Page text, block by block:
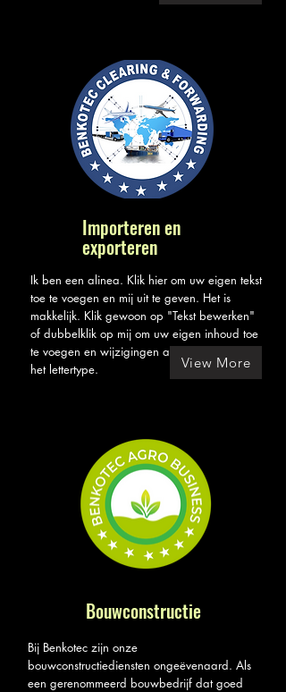
Importeren en
exporteren
Ik ben een alinea. Klik hier om uw eigen tekst
toe te voegen en mij uit te geven. Het is
makkelijk. Klik gewoon op "Tekst bewerken"
of dubbelklik op mij om uw eigen inhoud toe
te voegen en wijzigingen aan te brengen in
het lettertype.
View More
Bouwconstructie
Bij Benkotec zijn onze
bouwconstructiediensten ongeëvenaard. Als
een gerenommeerd bouwbedrijf dat goed